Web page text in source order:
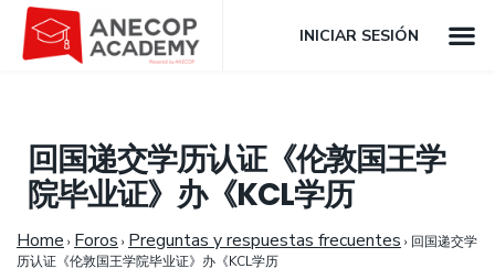
INICIAR SESIÓN
回国递交学历认证《伦敦国王学
院毕业证》办《KCL学历
Home › Foros › Preguntas y respuestas frecuentes › 回国递交学
历认证《伦敦国王学院毕业证》办《KCL学历